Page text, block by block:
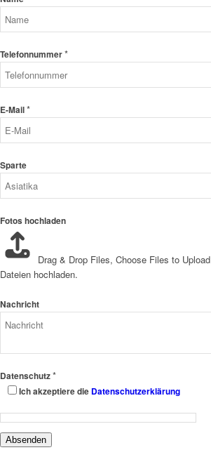
Telefonnummer*
E-Mail*
Sparte
Fotos hochladen
Drag & Drop Files, Choose Files to Upload
Dateien hochladen.
Nachricht
Datenschutz*
Ich akzeptiere die Datenschutzerklärung
Absenden